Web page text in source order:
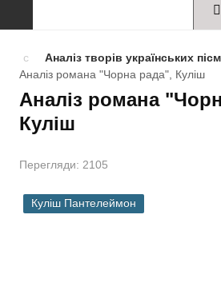
Твори англійською
Аналіз творів українських
Аналіз романа "Чорна рада", Куліш
Аналіз романа
Куліш
Перегляди: 2105
Куліш Пантелеймон